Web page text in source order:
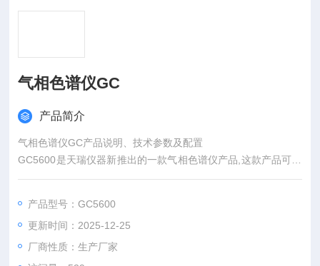
气相色谱仪GC
产品简介
气相色谱仪GC产品说明、技术参数及配置
GC5600是天瑞仪器新推出的一款气相色谱仪产品,这款产品可广
泛应用于食品安全检测、环境保护、石油化工、RoHS2.0有机物
的含量。仪器采用性能稳定的全新设计理念,配备高清的IPS触控
屏操作系统,内置智能双控工作软件,支持中、英文等多种语言自
由切换,大大提升了操作便捷性。
产品型号：GC5600
更新时间：2025-12-25
厂商性质：生产厂家